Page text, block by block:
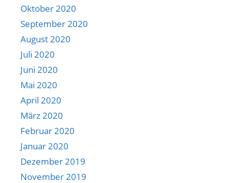
Oktober 2020
September 2020
August 2020
Juli 2020
Juni 2020
Mai 2020
April 2020
März 2020
Februar 2020
Januar 2020
Dezember 2019
November 2019